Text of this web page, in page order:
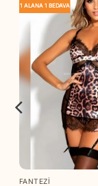
1 ALANA 1 BEDAVA
FANTEZI